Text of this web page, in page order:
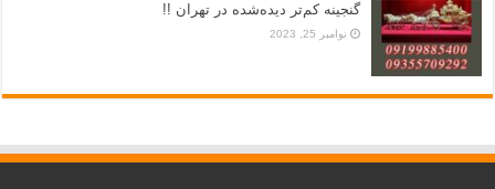
گنجینه کم‌تر دیده‌شده در تهران !!
نوامبر 25, 2023